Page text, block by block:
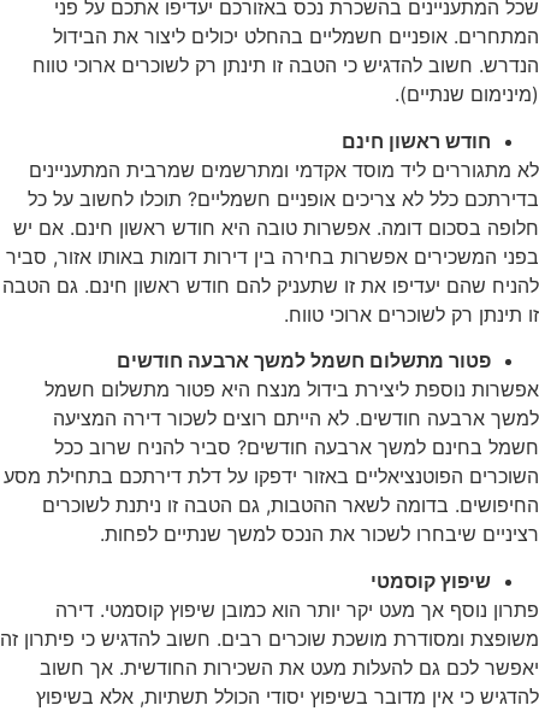
המתעניינים בהשכרת נכס באזורכם יעדיפו אתכם על פני
אופניים חשמליים בהחלט יכולים ליצור את הבידול
חשוב להדגיש כי הטבה זו תינתן רק לשוכרים ארוכי טווח
שנתיים).
חודש ראשון חינם
מתגוררים ליד מוסד אקדמי ומתרשמים שמרבית המתעניינים
כלל לא צריכים אופניים חשמליים? תוכלו לחשוב על כל
בסכום דומה. אפשרות טובה היא חודש ראשון חינם. אם יש
המשכירים אפשרות בחירה בין דירות דומות באותו אזור, סביר
שהם יעדיפו את זו שתעניק להם חודש ראשון חינם. גם הטבה
תינתן רק לשוכרים ארוכי טווח.
פטור מתשלום חשמל למשך ארבעה חודשים
נוספת ליצירת בידול מנצח היא פטור מתשלום חשמל
ארבעה חודשים. לא הייתם רוצים לשכור דירה המציעה
בחינם למשך ארבעה חודשים? סביר להניח שרוב ככל
הפוטנציאליים באזור ידפקו על דלת דירתכם בתחילת מסע
בדומה לשאר ההטבות, גם הטבה זו ניתנת לשוכרים
שיבחרו לשכור את הנכס למשך שנתיים לפחות.
שיפוץ קוסמטי
נוסף אך מעט יקר יותר הוא כמובן שיפוץ קוסמטי. דירה
ומסודרת מושכת שוכרים רבים. חשוב להדגיש כי פיתרון זה
לכם גם להעלות מעט את השכירות החודשית. אך חשוב
כי אין מדובר בשיפוץ יסודי הכולל תשתיות, אלא בשיפוץ